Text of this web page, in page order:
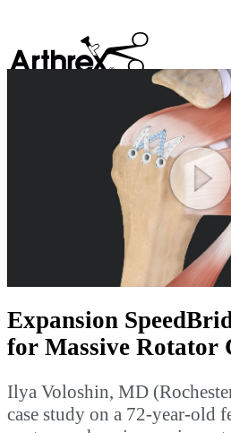
Expansion
for Massive Rotator
Ilya Voloshin, MD
case study on a 72-year-old